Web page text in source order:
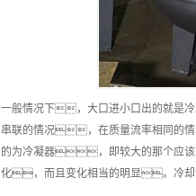
一般情况下，大口进小口出的就
串联的情况，在质量流率相同
的为冷凝器，即较大的那个应该
化，而且变化相当的明显。冷